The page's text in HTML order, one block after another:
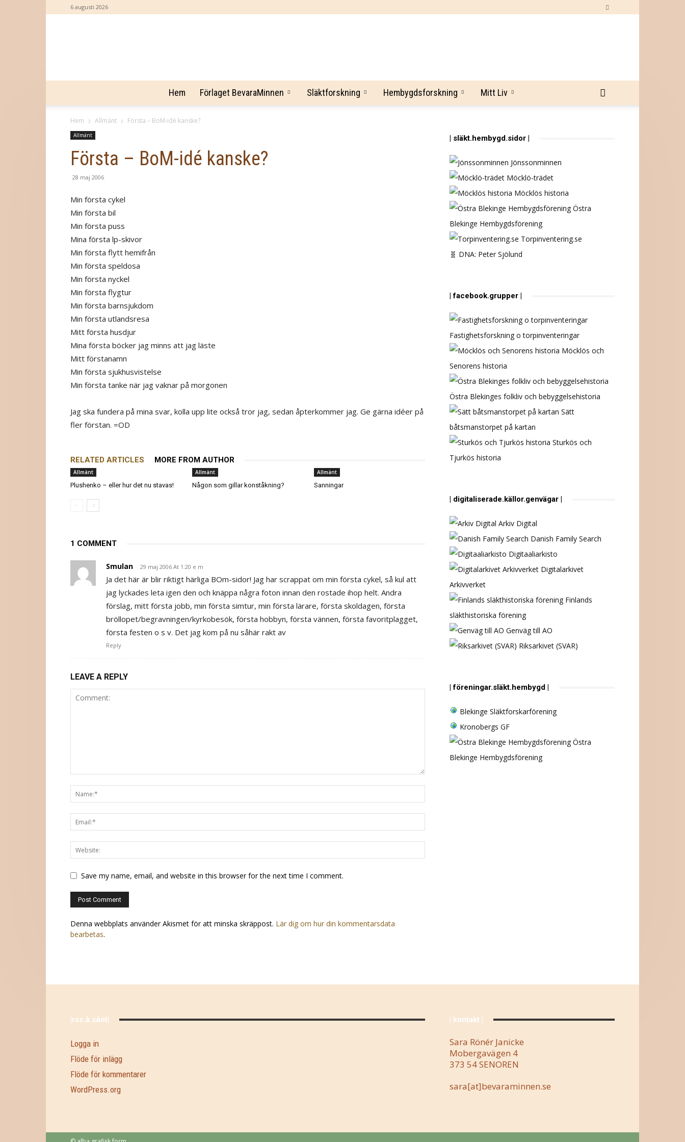
6 augusti 2026
BevaraMinnen
Hem Förlaget BevaraMinnen Släktforskning Hembygdsforskning Mitt Liv
Hem Allmänt Första – BoM-idé kanske?
Allmänt
Första – BoM-idé kanske?
28 maj 2006
Min första cykel
Min första bil
Min första puss
Mina första lp-skivor
Min första flytt hemifrån
Min första speldosa
Min första nyckel
Min första flygtur
Min första barnsjukdom
Min första utlandsresa
Mitt första husdjur
Mina första böcker jag minns att jag läste
Mitt förstanamn
Min första sjukhusvistelse
Min första tanke när jag vaknar på morgonen
Jag ska fundera på mina svar, kolla upp lite också tror jag, sedan åpterkommer jag. Ge gärna idéer på
fler förstan. =OD
RELATED ARTICLES MORE FROM AUTHOR
Allmänt
Plushenko – eller hur det nu stavas!
Allmänt
Någon som gillar konståkning?
Allmänt
Sanningar
1 COMMENT
Smulan 29 maj 2006 At 1:20 e m
Ja det här är blir riktigt härliga BOm-sidor! Jag har scrappat om min första cykel, så kul att
jag lyckades leta igen den och knäppa några foton innan den rostade ihop helt. Andra
förslag, mitt första jobb, min första simtur, min första lärare, första skoldagen, första
bröllopet/begravningen/kyrkobesök, första hobbyn, första vännen, första favoritplagget,
första festen o s v. Det jag kom på nu såhär rakt av
Reply
LEAVE A REPLY
Save my name, email, and website in this browser for the next time I comment.
Denna webbplats använder Akismet för att minska skräppost. Lär dig om hur din kommentarsdata
bearbetas.
| släkt.hembygd.sidor |
Jönssonminnen
Möcklö-trädet
Möcklös historia
Östra
Blekinge Hembygdsförening
Torpinventering.se
🧬 DNA: Peter Sjölund
| facebook.grupper |
Fastighetsforskning o torpinventeringar
Möcklös och
Senorens historia
Östra Blekinges folkliv och bebyggelsehistoria
Sätt
båtsmanstorpet på kartan
Sturkös och
Tjurkös historia
| digitaliserade.källor.genvägar |
Arkiv Digital
Danish Family Search
Digitaaliarkisto
Digitalarkivet
Arkivverket
Finlands
släkthistoriska förening
Genväg till AO
Riksarkivet (SVAR)
| föreningar.släkt.hembygd |
Blekinge Släktforskarförening
Kronobergs GF
Östra
Blekinge Hembygdsförening
|rss.å.sånt|
Logga in
Flöde för inlägg
Flöde för kommentarer
WordPress.org
| kontakt |
Sara Rönér Janicke
Mobergavägen 4
373 54 SENOREN
sara[at]bevaraminnen.se